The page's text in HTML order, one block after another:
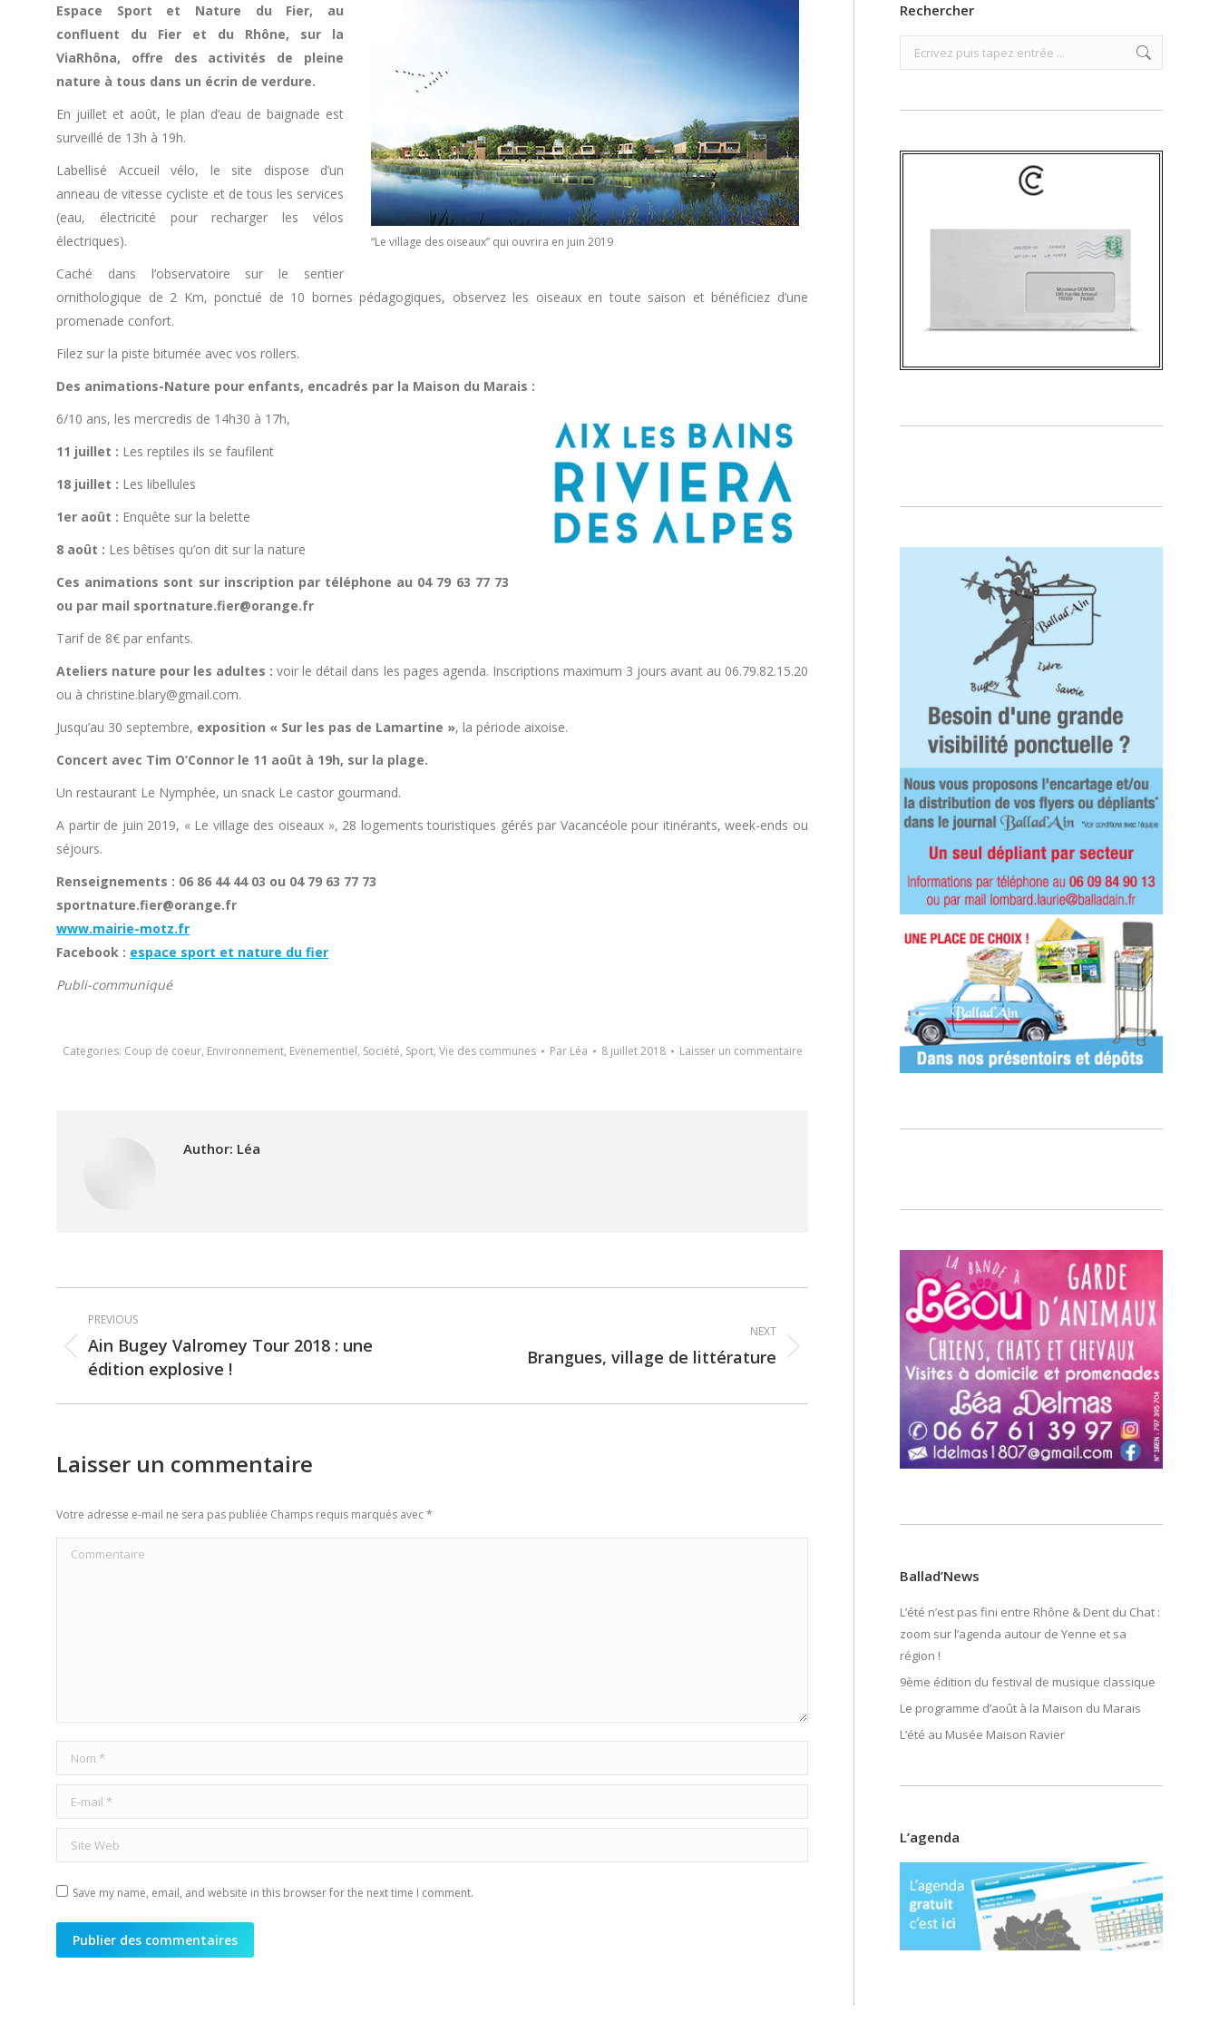
“Le village des oiseaux” qui ouvrira en juin 2019
Espace Sport et Nature du Fier, au
confluent du Fier et du Rhône, sur la
ViaRhôna, offre des activités de pleine
nature à tous dans un écrin de verdure.
En juillet et août, le plan d’eau de baignade est
surveillé de 13h à 19h.
Labellisé Accueil vélo, le site dispose d’un
anneau de vitesse cycliste et de tous les services
(eau, électricité pour recharger les vélos
électriques).
Caché dans l’observatoire sur le sentier
ornithologique de 2 Km, ponctué de 10 bornes pédagogiques, observez les oiseaux en toute saison et bénéficiez d’une
promenade confort.
Filez sur la piste bitumée avec vos rollers.
Des animations-Nature pour enfants, encadrés par la Maison du Marais :
6/10 ans, les mercredis de 14h30 à 17h,
11 juillet : Les reptiles ils se faufilent
18 juillet : Les libellules
1er août : Enquête sur la belette
8 août : Les bêtises qu’on dit sur la nature
Ces animations sont sur inscription par téléphone au 04 79 63 77 73
ou par mail sportnature.fier@orange.fr
Tarif de 8€ par enfants.
Ateliers nature pour les adultes : voir le détail dans les pages agenda. Inscriptions maximum 3 jours avant au 06.79.82.15.20
ou à christine.blary@gmail.com.
Jusqu’au 30 septembre, exposition « Sur les pas de Lamartine », la période aixoise.
Concert avec Tim O’Connor le 11 août à 19h, sur la plage.
Un restaurant Le Nymphée, un snack Le castor gourmand.
A partir de juin 2019, « Le village des oiseaux », 28 logements touristiques gérés par Vacancéole pour itinérants, week-ends ou
séjours.
Renseignements : 06 86 44 44 03 ou 04 79 63 77 73
sportnature.fier@orange.fr
www.mairie-motz.fr
Facebook : espace sport et nature du fier
Publi-communiqué
Categories: Coup de coeur, Environnement, Evenementiel, Société, Sport, Vie des communes Par Léa 8 juillet 2018 Laisser un commentaire
Author: Léa
Post
navigation
PREVIOUS
Previous
post:
Ain Bugey Valromey Tour 2018 : une
édition explosive !
NEXT
Brangues, village de littérature
Laisser un commentaire
Votre adresse e-mail ne sera pas publiée Champs requis marqués avec*
Commentaire
Nom *
E-mail *
Site Web
Save my name, email, and website in this browser for the next time I comment.
Publier des commentaires
Rechercher
Search:
Ballad’News
L’été n’est pas fini entre Rhône & Dent du Chat :
zoom sur l’agenda autour de Yenne et sa
région !
9ème édition du festival de musique classique
Le programme d’août à la Maison du Marais
L’été au Musée Maison Ravier
L’agenda